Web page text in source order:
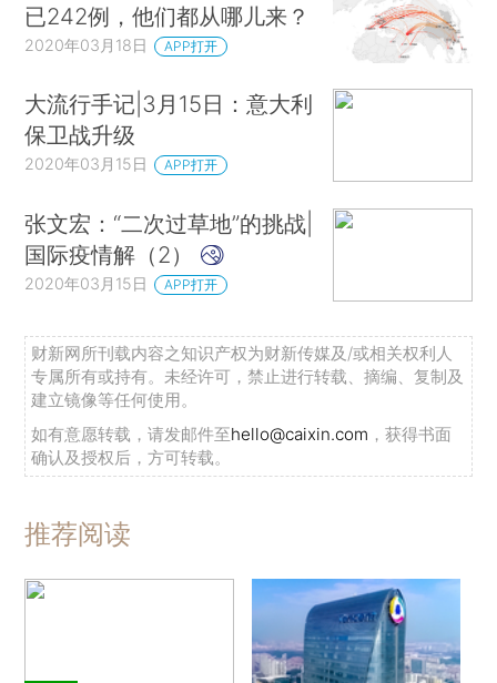
已242例，他们都从哪儿来？
2020年03月18日 APP打开
大流行手记|3月15日：意大利
保卫战升级
2020年03月15日 APP打开
张文宏：“二次过草地”的挑战|
国际疫情解（2）
2020年03月15日 APP打开
财新网所刊载内容之知识产权为财新传媒及/或相关权利人
专属所有或持有。未经许可，禁止进行转载、摘编、复制及
建立镜像等任何使用。
如有意愿转载，请发邮件至hello@caixin.com ，获得书面
确认及授权后，方可转载。
推荐阅读